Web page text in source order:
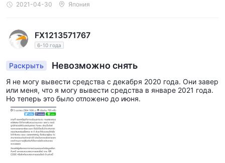
2021-04-30 Япония
FX1213571767
6-10 года
Раскрыть Невозможно снять
Я не могу вывести средства с декабря 2020 года. Они завер
или меня, что я могу вывести средства в январе 2021 года.
Но теперь это было отложено до июня.